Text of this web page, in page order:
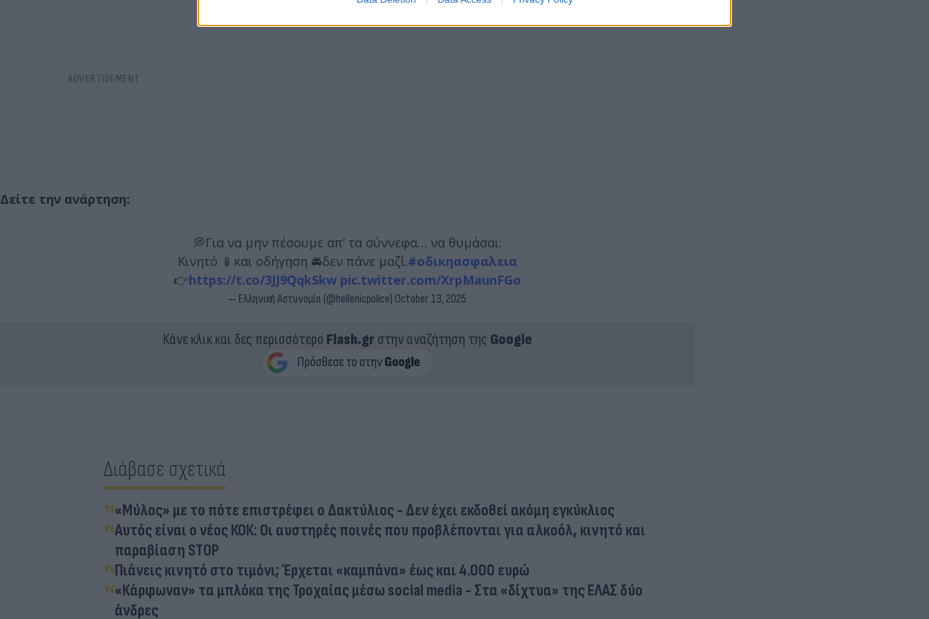
Δείτε την ανάρτηση:
💭Για να μην πέσουμε απ’ τα σύννεφα… να θυμάσαι:
Κινητό 📱και οδήγηση 🚘δεν πάνε μαζί.#οδικηασφαλεια
👉https://t.co/3JJ9QqkSkw pic.twitter.com/XrpMaunFGo
— Ελληνική Αστυνομία (@hellenicpolice) October 13, 2025
Κάνε κλικ και δες περισσότερο Flash.grστην αναζήτηση της Google
Διάβασε σχετικά
«Μύλος» με το πότε επιστρέφει ο Δακτύλιος - Δεν έχει εκδοθεί ακόμη εγκύκλιος
Αυτός είναι ο νέος ΚΟΚ: Οι αυστηρές ποινές που προβλέπονται για αλκοόλ, κινητό και
παραβίαση STOP
Πιάνεις κινητό στο τιμόνι; Έρχεται «καμπάνα» έως και 4.000 ευρώ
«Κάρφωναν» τα μπλόκα της Τροχαίας μέσω social media - Στα «δίχτυα» της ΕΛΑΣ δύο
άνδρες